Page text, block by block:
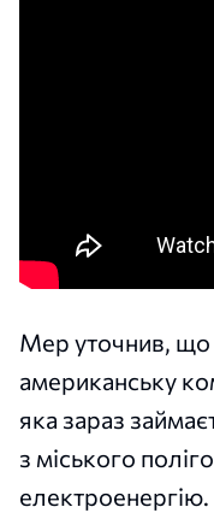
Мер уточнив, що
американську
яка зараз
з міського
електроенергію.